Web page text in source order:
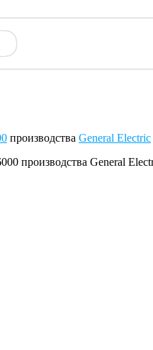
производства General Electric